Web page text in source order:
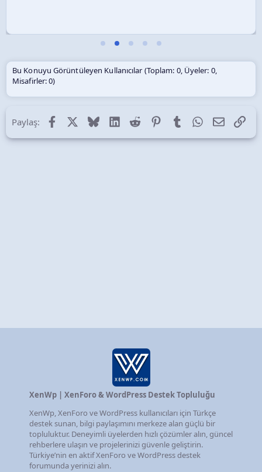
Bu Konuyu Görüntüleyen Kullanıcılar (Toplam: 0, Üyeler: 0,
Misafirler: 0)
Paylaş: FacebookX (Twitter)
BlueskyLinkedInReddit PinterestTumblr WhatsApp
E-postaLink
XenWp | XenForo & WordPress Destek Topluluğu
XenWp, XenForo ve WordPress kullanıcıları için Türkçe
destek sunan, bilgi paylaşımını merkeze alan güçlü bir
topluluktur. Deneyimli üyelerden hızlı çözümler alın, güncel
rehberlere ulaşın ve projelerinizi güvenle geliştirin.
Türkiye’nin en aktif XenForo ve WordPress destek
forumunda yerinizi alın.